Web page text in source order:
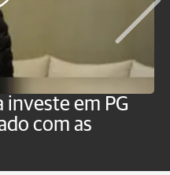
investe em PG
com as